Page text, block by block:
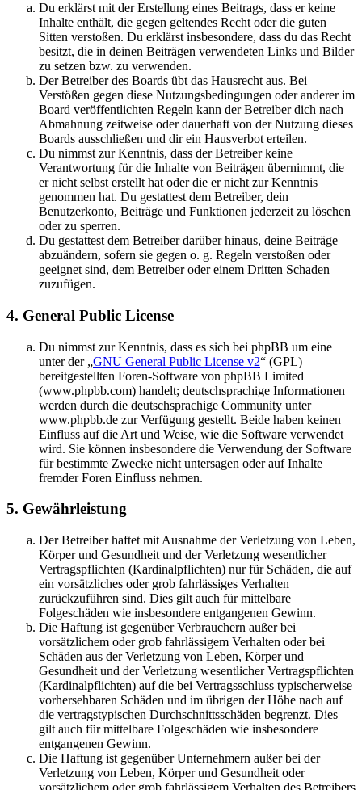
Du erklärst mit der Erstellung eines Beitrags, dass er keine
Inhalte enthält, die gegen geltendes Recht oder die guten
Sitten verstoßen. Du erklärst insbesondere, dass du das Recht
besitzt, die in deinen Beiträgen verwendeten Links und Bilder
zu setzen bzw. zu verwenden.
Der Betreiber des Boards übt das Hausrecht aus. Bei
Verstößen gegen diese Nutzungsbedingungen oder anderer im
Board veröffentlichten Regeln kann der Betreiber dich nach
Abmahnung zeitweise oder dauerhaft von der Nutzung dieses
Boards ausschließen und dir ein Hausverbot erteilen.
Du nimmst zur Kenntnis, dass der Betreiber keine
Verantwortung für die Inhalte von Beiträgen übernimmt, die
er nicht selbst erstellt hat oder die er nicht zur Kenntnis
genommen hat. Du gestattest dem Betreiber, dein
Benutzerkonto, Beiträge und Funktionen jederzeit zu löschen
oder zu sperren.
Du gestattest dem Betreiber darüber hinaus, deine Beiträge
abzuändern, sofern sie gegen o. g. Regeln verstoßen oder
geeignet sind, dem Betreiber oder einem Dritten Schaden
zuzufügen.
4. General Public License
Du nimmst zur Kenntnis, dass es sich bei phpBB um eine
unter der „GNU General Public License v2“ (GPL)
bereitgestellten Foren-Software von phpBB Limited
(www.phpbb.com) handelt; deutschsprachige Informationen
werden durch die deutschsprachige Community unter
www.phpbb.de zur Verfügung gestellt. Beide haben keinen
Einfluss auf die Art und Weise, wie die Software verwendet
wird. Sie können insbesondere die Verwendung der Software
für bestimmte Zwecke nicht untersagen oder auf Inhalte
fremder Foren Einfluss nehmen.
5. Gewährleistung
Der Betreiber haftet mit Ausnahme der Verletzung von Leben,
Körper und Gesundheit und der Verletzung wesentlicher
Vertragspflichten (Kardinalpflichten) nur für Schäden, die auf
ein vorsätzliches oder grob fahrlässiges Verhalten
zurückzuführen sind. Dies gilt auch für mittelbare
Folgeschäden wie insbesondere entgangenen Gewinn.
Die Haftung ist gegenüber Verbrauchern außer bei
vorsätzlichem oder grob fahrlässigem Verhalten oder bei
Schäden aus der Verletzung von Leben, Körper und
Gesundheit und der Verletzung wesentlicher Vertragspflichten
(Kardinalpflichten) auf die bei Vertragsschluss typischerweise
vorhersehbaren Schäden und im übrigen der Höhe nach auf
die vertragstypischen Durchschnittsschäden begrenzt. Dies
gilt auch für mittelbare Folgeschäden wie insbesondere
entgangenen Gewinn.
Die Haftung ist gegenüber Unternehmern außer bei der
Verletzung von Leben, Körper und Gesundheit oder
vorsätzlichem oder grob fahrlässigem Verhalten des Betreibers